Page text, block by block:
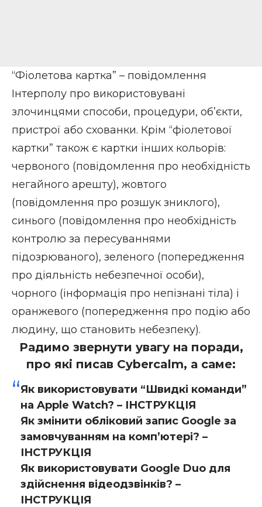
“Фіолетова картка” – повідомлення
Інтерполу про використовувані
злочинцями способи, процедури, об’єкти,
пристрої або схованки. Крім “фіолетової
картки” також є картки інших кольорів:
червоного (повідомлення про необхідність
негайного арешту), жовтого
(повідомлення про розшук зниклого),
синього (повідомлення про необхідність
контролю за пересуваннями
підозрюваного), зеленого (попередження
про діяльність небезпечної особи),
чорного (інформація про непізнані тіла) і
оранжевого (попередження про подію або
людину, що становить небезпеку).
Радимо звернути увагу на поради,
про які писав Cybercalm, а саме:
Як використовувати “Швидкі команди”
на Apple Watch? – ІНСТРУКЦІЯ
Як змінити обліковий запис Google за
замовчуванням на комп’ютері? –
ІНСТРУКЦІЯ
Як використовувати Google Duo для
здійснення відеодзвінків? –
ІНСТРУКЦІЯ